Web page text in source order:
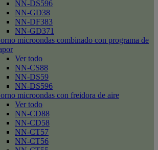
NN-DS596
NN-GD38
NN-DF383
NN-GD371
microondas combinado con programa de
Ver todo
NN-CS88
NN-DS59
NN-DS596
microondas con freidora de aire
Ver todo
NN-CD88
NN-CD58
NN-CT57
NN-CT56